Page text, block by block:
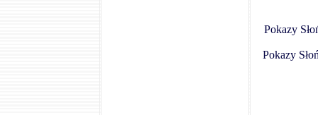
Pokazy
Pokazy